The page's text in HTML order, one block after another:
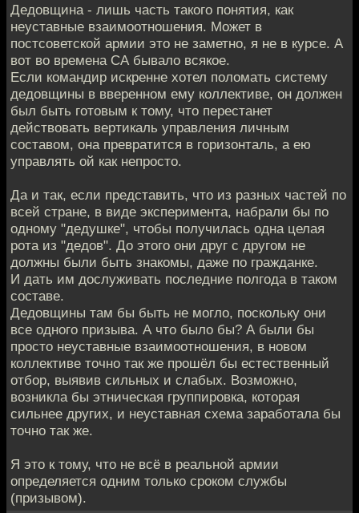
Дедовщина - лишь часть такого понятия, как
неуставные взаимоотношения. Может в
постсоветской армии это не заметно, я не в курсе. А
вот во времена СА бывало всякое.
Если командир искренне хотел поломать систему
дедовщины в вверенном ему коллективе, он должен
был быть готовым к тому, что перестанет
действовать вертикаль управления личным
составом, она превратится в горизонталь, а ею
управлять ой как непросто.
Да и так, если представить, что из разных частей по
всей стране, в виде эксперимента, набрали бы по
одному "дедушке", чтобы получилась одна целая
рота из "дедов". До этого они друг с другом не
должны были быть знакомы, даже по гражданке.
И дать им дослуживать последние полгода в таком
составе.
Дедовщины там бы быть не могло, поскольку они
все одного призыва. А что было бы? А были бы
просто неуставные взаимоотношения, в новом
коллективе точно так же прошёл бы естественный
отбор, выявив сильных и слабых. Возможно,
возникла бы этническая группировка, которая
сильнее других, и неуставная схема заработала бы
точно так же.
Я это к тому, что не всё в реальной армии
определяется одним только сроком службы
(призывом).